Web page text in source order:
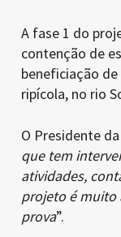
A fase 1 do
contenção de
beneficiação
ripícola, no rio
O Presidente
que tem
atividades,
projeto é muito
prova”.